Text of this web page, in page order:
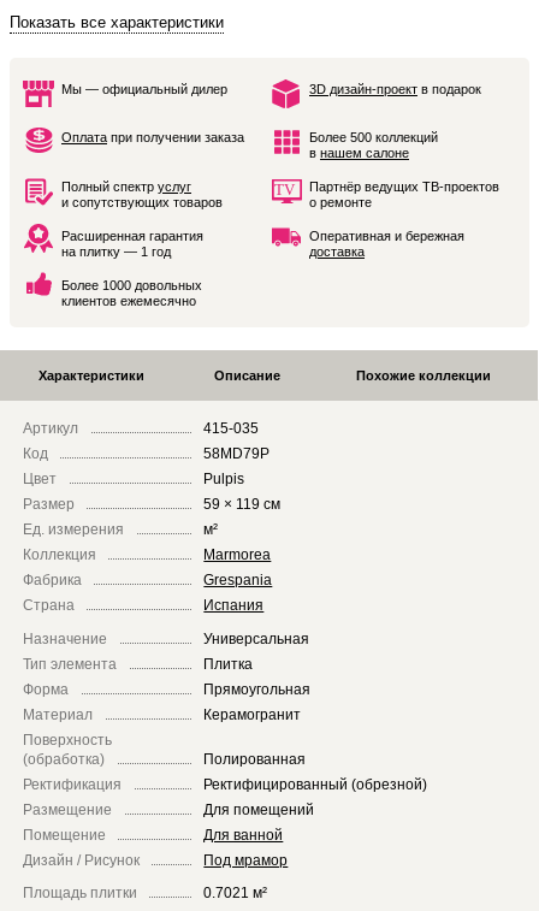
Показать все характеристики
Мы — официальный дилер 3D дизайн-проект в подарок
Оплата при получении заказа
Более 500 коллекций
в нашем салоне
Полный спектр услуг
и сопутствующих товаров
Партнёр ведущих ТВ-проектов
о ремонте
Расширенная гарантия
на плитку — 1 год
Оперативная и бережная
доставка
Более 1000 довольных
клиентов ежемесячно
Характеристики Описание Похожие коллекции
Артикул
415-035
Код
58MD79P
Цвет
Pulpis
Размер
59 × 119 см
Ед. измерения
м²
Коллекция
Marmorea
Фабрика
Grespania
Страна
Испания
Назначение
Универсальная
Тип элемента
Плитка
Форма
Прямоугольная
Материал
Керамогранит
Поверхность
(обработка)
Полированная
Ректификация
Ректифицированный (обрезной)
Размещение
Для помещений
Помещение
Для ванной
Дизайн / Рисунок
Под мрамор
Площадь плитки
0.7021 м²